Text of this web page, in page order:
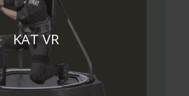
KAT VR